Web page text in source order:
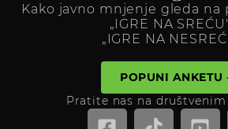
Kako javno mnjenje gleda na
„IGRE NA
„IGRE NA
POPUNI ANKETU
Pratite nas na društvenim